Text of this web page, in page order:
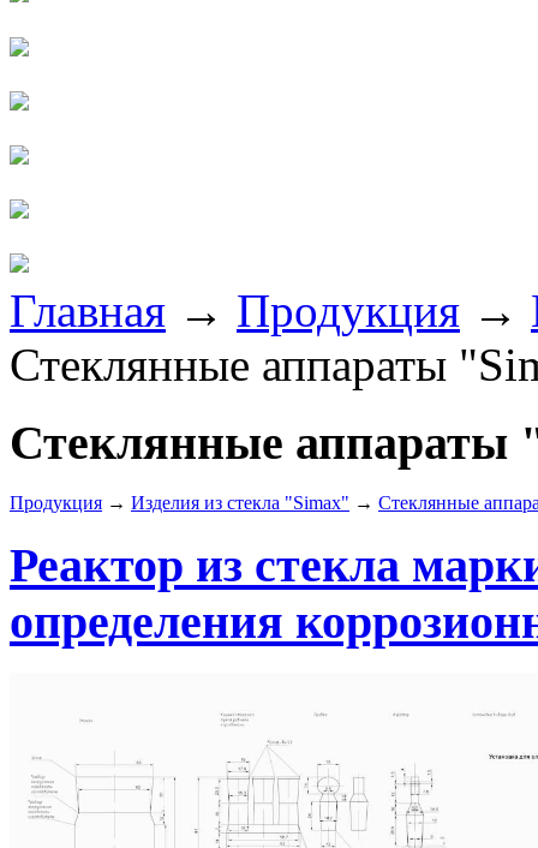
Главная → Продукция →
Стеклянные аппараты
Стеклянные аппараты
Продукция → Изделия из стекла "Simax" → Стеклянные
Реактор из стекла
определения